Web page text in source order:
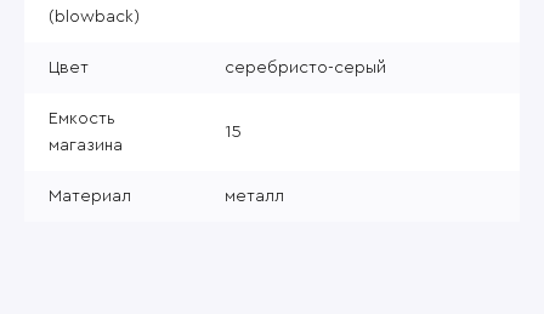
(blowback)
Цвет серебристо-серый
Емкость
магазина
15
Материал металл